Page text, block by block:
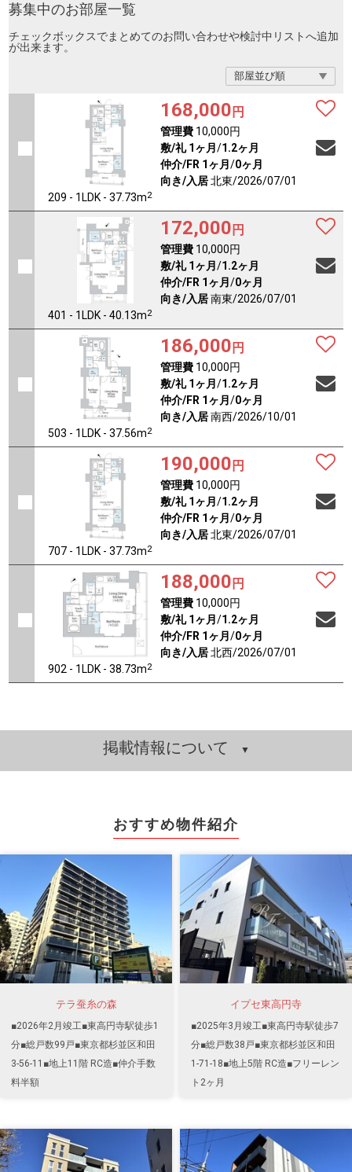
募集中のお部屋一覧
チェックボックスでまとめてのお問い合わせや検討中リストへ追加
が出来ます。
209 - 1LDK - 37.73m2
168,000 円
管理費10,000円
敷/礼 1ヶ月 /1.2ヶ月
仲介/FR 1ヶ月 /0ヶ月
向き/入居北東/2026/07/01
401 - 1LDK - 40.13m2
172,000 円
管理費10,000円
敷/礼 1ヶ月 /1.2ヶ月
仲介/FR 1ヶ月 /0ヶ月
向き/入居南東/2026/07/01
503 - 1LDK - 37.56m2
186,000 円
管理費10,000円
敷/礼 1ヶ月 /1.2ヶ月
仲介/FR 1ヶ月 /0ヶ月
向き/入居南西/2026/10/01
707 - 1LDK - 37.73m2
190,000 円
管理費10,000円
敷/礼 1ヶ月 /1.2ヶ月
仲介/FR 1ヶ月 /0ヶ月
向き/入居北東/2026/07/01
902 - 1LDK - 38.73m2
188,000 円
管理費10,000円
敷/礼 1ヶ月 /1.2ヶ月
仲介/FR 1ヶ月 /0ヶ月
向き/入居北西/2026/07/01
掲載情報について
おすすめ物件紹介
テラ蚕糸の森
■2026年2月竣工■東高円寺駅徒歩1
分■総戸数99戸■東京都杉並区和田
3-56-11■地上11階 RC造■仲介手数
料半額
イプセ東高円寺
■2025年3月竣工■東高円寺駅徒歩7
分■総戸数38戸■東京都杉並区和田
1-71-18■地上5階 RC造■フリーレン
ト2ヶ月